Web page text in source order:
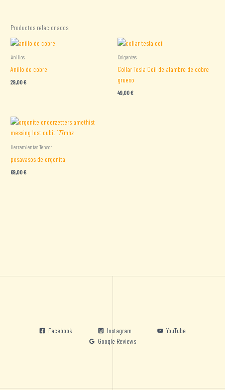
Productos relacionados
Anillos
Anillo de cobre
29,00€
Colgantes
Collar Tesla Coil de alambre de cobre
grueso
49,00€
Herramientas Tensor
posavasos de orgonita
69,00€
Facebook Instagram
YouTube
Google Reviews